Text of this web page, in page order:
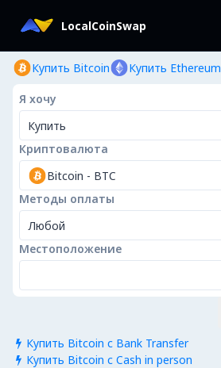
LocalCoinSwap
Купить Bitcoin Купить Ethereum
Я хочу
Купить
Криптовалюта
Bitcoin - BTC
Методы оплаты
Любой
Местоположение
 Купить Bitcoin с Bank Transfer
 Купить Bitcoin с Cash in person